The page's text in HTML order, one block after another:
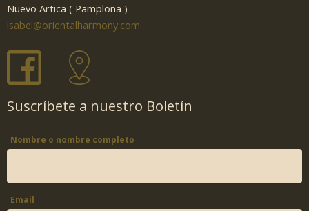
Nuevo Artica ( Pamplona )
isabel@orientalharmony.com
Suscríbete a nuestro Boletín
Nombre o nombre completo
Email